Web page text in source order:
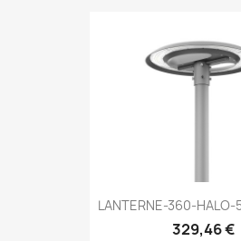
LANTERNE-360-
329,46 €